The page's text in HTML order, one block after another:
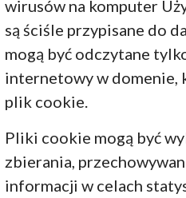
wirusów na komputer
są ściśle przypisane do
mogą być odczytane
internetowy w domenie,
plik cookie.
Pliki cookie mogą być
zbierania,
informacji w celach